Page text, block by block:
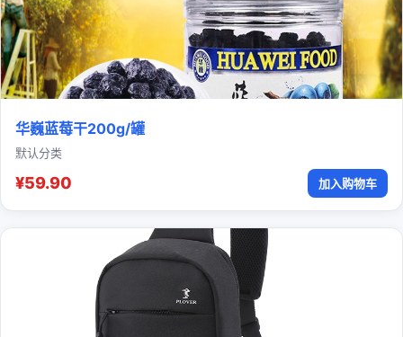
华巍蓝莓干200g/罐
默认分类
¥59.90 加入购物车